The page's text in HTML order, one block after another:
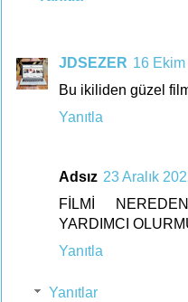
JDSEZER 16
Bu ikiliden güzel
Yanıtla
Adsız 23 Aralık
FİLMİ
YARDIMCI
Yanıtla
Yanıtlar